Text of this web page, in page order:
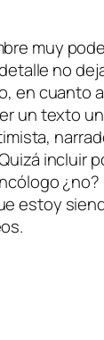
muy
no
en cuanto
un texto
incluir
¿no?
estoy